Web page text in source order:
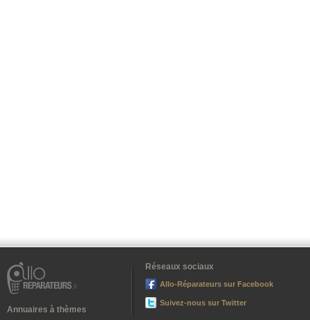
Annuaires à thèmes
Réseaux sociaux
Allo-Réparateurs sur Facebook
Suivez-nous sur Twitter